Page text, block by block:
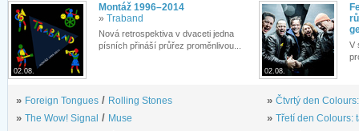
02.08.
Montáž 1996–2014
» Traband
Nová retrospektiva v dvaceti jedna
písních přináší průřez proměnlivou...
» Foreign Tongues / Rolling Stones
» The Wow! Signal / Muse
02.08.
V
» Čtvrtý den
» Třetí den Colours: